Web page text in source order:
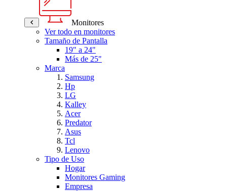
Monitores
Ver todo en monitores
Tamaño de Pantalla
19" a 24"
Más de 25"
Marca
Samsung
Hp
LG
Kalley
Acer
Predator
Asus
Tcl
Lenovo
Tipo de Uso
Hogar
Monitores Gaming
Empresa